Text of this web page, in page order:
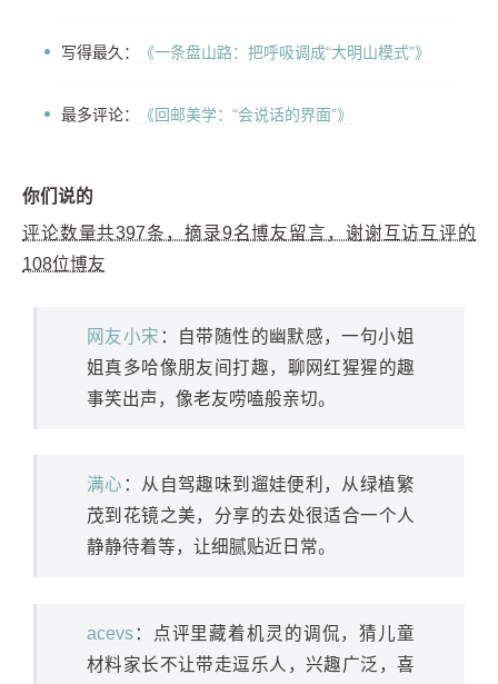
写得最久： 《一条盘山路：把呼吸调成“大明山模式”》
最多评论： 《回邮美学：“会说话的界面”》
你们说的
评论数量共397条，摘录9名博友留言，谢谢互访互评的
108位博友
网友小宋 ：自带随性的幽默感，一句小姐
姐真多哈像朋友间打趣，聊网红猩猩的趣
事笑出声，像老友唠嗑般亲切。
满心 ：从自驾趣味到遛娃便利，从绿植繁
茂到花镜之美，分享的去处很适合一个人
静静待着等，让细腻贴近日常。
acevs：点评里藏着机灵的调侃，猜儿童
材料家长不让带走逗乐人，兴趣广泛，喜